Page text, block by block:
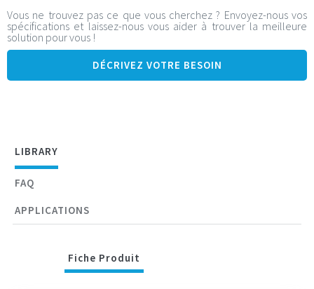
Bobine en Polycarbonate 100% recyclable
Plages d’accueil standards SOT08-05
Gain de temps substantiel au niveau du montage vs. plots
Vous ne trouvez pas ce que vous cherchez ? Envoyez-nous vos
spécifications et laissez-nous vous aider à trouver la meilleure
solution pour vous !
DÉCRIVEZ VOTRE BESOIN
LIBRARY
FAQ
APPLICATIONS
Fiche Produit